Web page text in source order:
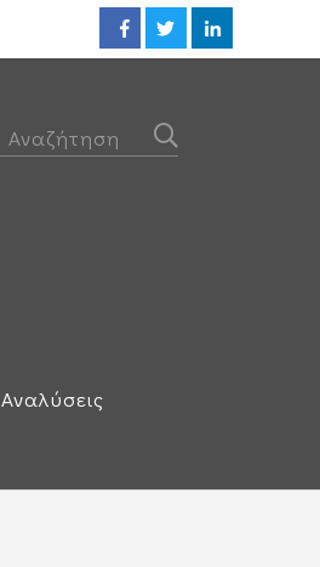
Προθεσμία για να
Αναλύσεις